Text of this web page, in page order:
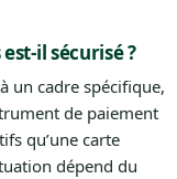
il sécurisé ?
un cadre spécifique,
de paiement
qu’une carte
dépend du